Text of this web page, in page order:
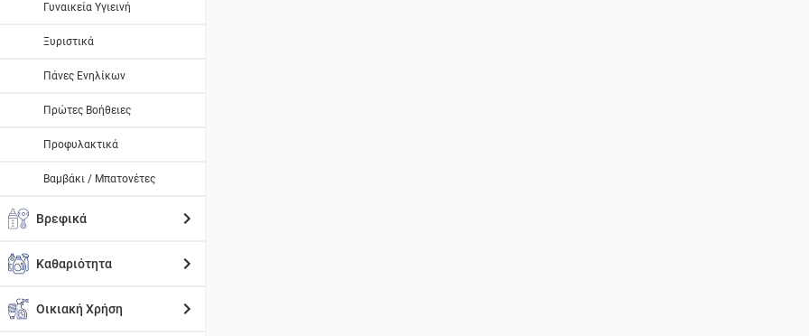
Γυναικεία Υγιεινή
Ξυριστικά
Πάνες Ενηλίκων
Πρώτες Βοήθειες
Προφυλακτικά
Βαμβάκι / Μπατονέτες
Βρεφικά
Καθαριότητα
Οικιακή Χρήση